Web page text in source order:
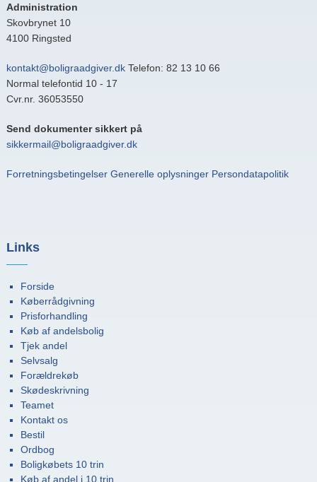
Administration
Skovbrynet 10
4100 Ringsted
kontakt@boligraadgiver.dk Telefon: 82 13 10 66
Normal telefontid 10 - 17
Cvr.nr. 36053550
Send dokumenter sikkert på
sikkermail@boligraadgiver.dk
Forretningsbetingelser Generelle oplysninger Persondatapolitik
Links
Forside
Køberrådgivning
Prisforhandling
Køb af andelsbolig
Tjek andel
Selvsalg
Forældrekøb
Skødeskrivning
Teamet
Kontakt os
Bestil
Ordbog
Boligkøbets 10 trin
Køb af andel i 10 trin